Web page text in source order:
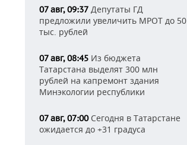
07 авг, 09:37 Депутаты ГД
предложили увеличить МРОТ до 50
тыс. рублей
07 авг, 08:45 Из бюджета
Татарстана выделят 300 млн
рублей на капремонт здания
Минэкологии республики
07 авг, 07:00Сегодня в Татарстане
ожидается до +31 градуса